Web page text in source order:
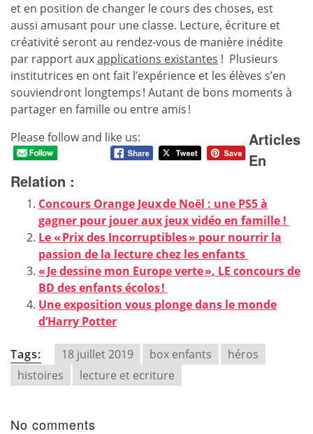
et en position de changer le cours des choses, est
aussi amusant pour une classe. Lecture, écriture et
créativité seront au rendez-vous de manière inédite
par rapport auxapplications existantes ! Plusieurs
institutrices en ont fait l’expérience et les élèves s’en
souviendront longtemps ! Autant de bons moments à
partager en famille ou entre amis !
Please follow and like us:
Articles
En
Relation :
Concours Orange Jeux de Noël : une PS5 à
gagner pour jouer aux jeux vidéo en famille !
Le « Prix des Incorruptibles » pour nourrir la
passion de la lecture chez les enfants
« Je dessine mon Europe verte », LE concours de
BD des enfants écolos !
Une exposition vous plonge dans le monde
d’Harry Potter
Tags: 18 juillet 2019 box enfants
héros
histoires
lecture et ecriture
No comments